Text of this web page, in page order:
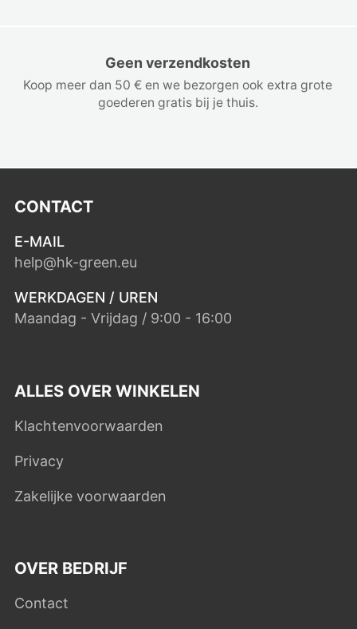
Geen verzendkosten
Koop meer dan 50 € en we bezorgen ook extra grote
goederen gratis bij je thuis.
CONTACT
E-MAIL
help@hk-green.eu
WERKDAGEN / UREN
Maandag - Vrijdag / 9:00 - 16:00
ALLES OVER WINKELEN
Klachtenvoorwaarden
Privacy
Zakelijke voorwaarden
OVER BEDRIJF
Contact